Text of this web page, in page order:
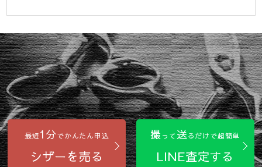
最短1分でかんたん申込
シザーを売る
撮って送るだけで超簡単
LINE査定する